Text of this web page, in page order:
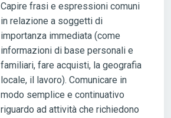
Capire frasi e espressioni comuni
in relazione a soggetti di
importanza immediata (come
informazioni di base personali e
familiari, fare acquisti, la geografia
locale, il lavoro). Comunicare in
modo semplice e continuativo
riguardo ad attività che richiedono